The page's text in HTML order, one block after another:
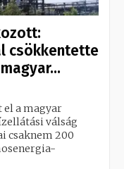
csökkentette
a magyar
válság
csaknem 200